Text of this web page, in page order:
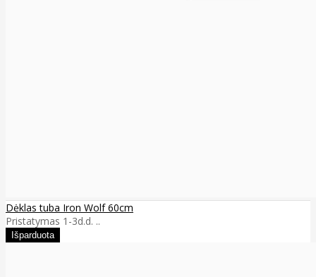
Dėklas tuba Iron Wolf 60cm
Pristatymas 1-3d.d. ..